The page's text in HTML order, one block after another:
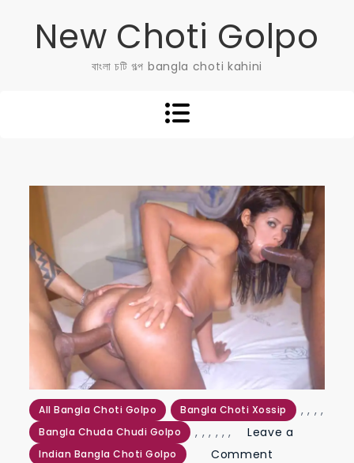
New Choti Golpo
বাংলা চটি গল্প bangla choti kahini
All Bangla Choti Golpo ,
Bangla Choti Xossip ,
Bangla Chuda Chudi Golpo
,
Indian Bangla Choti Golpo
,
, ,, ,,,
Leave a
Comment